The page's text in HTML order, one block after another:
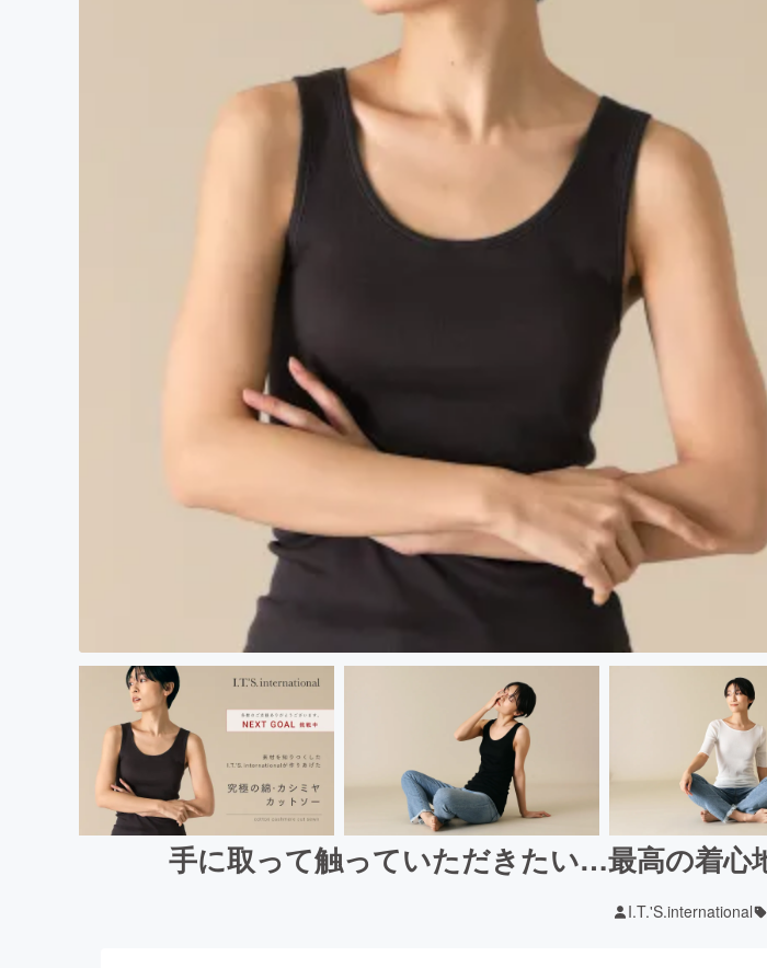
手に取って触っていただきたい…最高の着心
I.T.'S.international